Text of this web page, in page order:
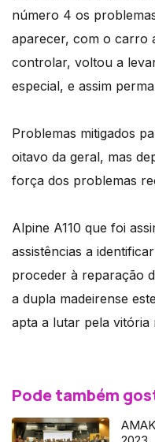
número 4 os
aparecer, com o carro
controlar, voltou a
especial, e assim
Problemas mitigados
oitavo da geral, mas
força dos problemas
Alpine A110 que foi
assistências a
proceder à reparação
a dupla madeirense
apta a lutar pela vitória
Pode também